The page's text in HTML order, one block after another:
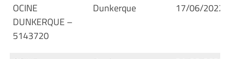
OCINE
DUNKERQUE –
5143720
Dunkerque 17/06/2022